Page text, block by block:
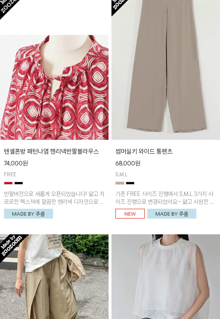
텐셀혼방 패턴나염 헨리넥반팔블라우스
74,000원
FREE
반팔버전으로 새롭게 오픈되었습니다! 얇고 차
르르한 텍스처에 깔끔한 헨리넥 디자인으로 제
작된 블라우스예요~볼륨감있는 소매 셔링과
세련된 나염패턴으로 유니크한 매력 UP!
썸머실키 와이드 통팬츠
68,000원
S,M,L
기존 FREE 사이즈 진행에서 S,M,L 3가지 사
이즈 진행으로 변경되었어요~ 얇고 시원한 원
단으로 제작된 와이드팬츠! 베이직한 디자인으
로 코디 활용도가 높은 아이템이에요~